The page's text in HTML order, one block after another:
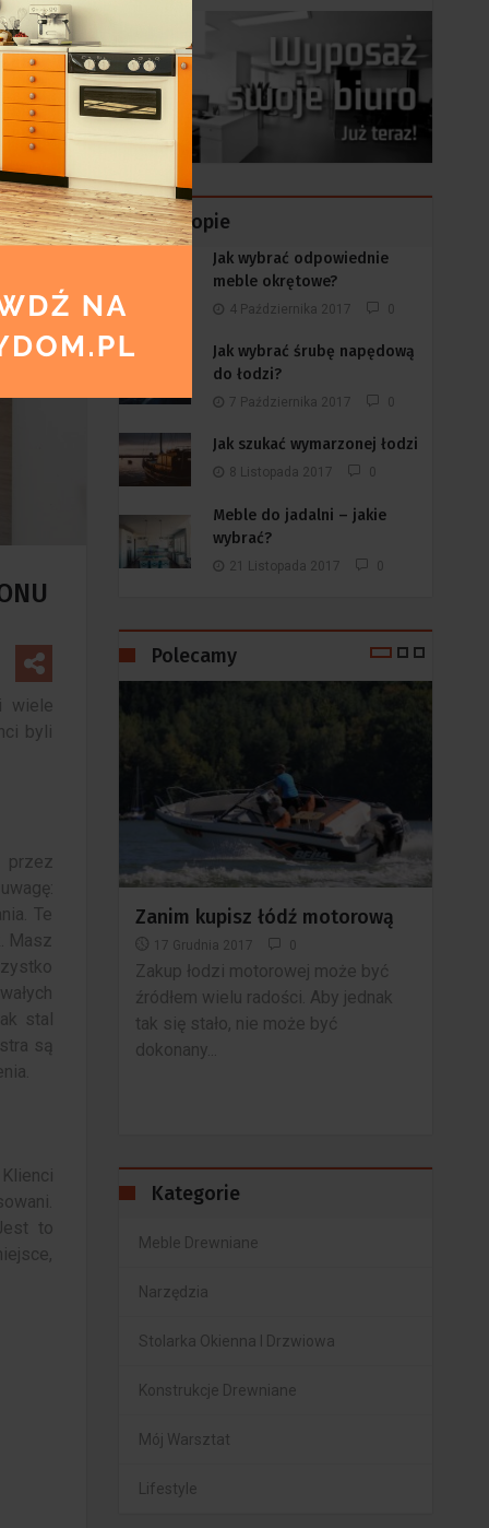
wiele
byli
przez
Te
Masz
stal
są
to
Na Topie
Jak wybrać odpowiednie
meble okrętowe?
4 Października 2017 0
Jak wybrać śrubę napędową
do łodzi?
7 Października 2017 0
Jak szukać wymarzonej łodzi
8 Listopada 2017 0
Meble do jadalni – jakie
wybrać?
21 Listopada 2017 0
Polecamy
być
jednak
Jak dobrać odpowiednie
drewno do Twoich mebli
domowych
3 Listopada 2020 0
Nie ma znaczenia, czy produkujesz
własne meble, czy kupujesz coś, co
Kategorie
Meble Drewniane
Narzędzia
Stolarka Okienna I Drzwiowa
Konstrukcje Drewniane
Mój Warsztat
Lifestyle